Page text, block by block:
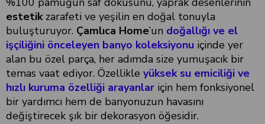
estetikzarafeti ve yeşilin en doğal tonuyla
buluşturuyor. Çamlıca Home’un doğallığı ve el
işçiliğini önceleyen banyo koleksiyonu içinde yer
alan bu özel parça, her adımda size yumuşacık bir
temas vaat ediyor. Özellikle yüksek su emiciliği ve
hızlı kuruma özelliği arayanlar için hem fonksiyonel
bir yardımcı hem de banyonuzun havasını
değiştirecek şık bir dekorasyon öğesidir.